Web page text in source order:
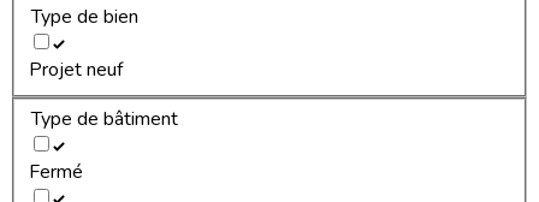
Type de bien
Projet neuf
Type de bâtiment
Fermé